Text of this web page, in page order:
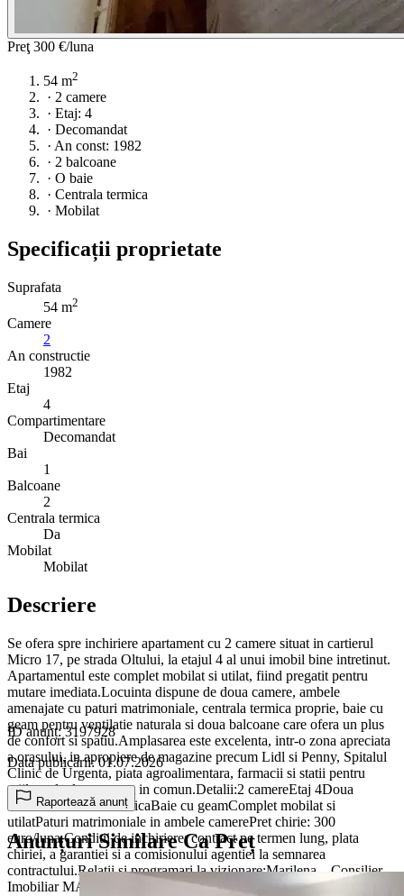
Preţ 300 €/luna
54 m2
· 2 camere
· Etaj: 4
· Decomandat
· An const: 1982
· 2 balcoane
· O baie
· Centrala termica
· Mobilat
Specificații proprietate
Suprafata
54 m2
Camere
2
An constructie
1982
Etaj
4
Compartimentare
Decomandat
Bai
1
Balcoane
2
Centrala termica
Da
Mobilat
Mobilat
Descriere
Se ofera spre inchiriere apartament cu 2 camere situat in cartierul
Micro 17, pe strada Oltului, la etajul 4 al unui imobil bine intretinut.
Apartamentul este complet mobilat si utilat, fiind pregatit pentru
mutare imediata.Locuinta dispune de doua camere, ambele
amenajate cu paturi matrimoniale, centrala termica proprie, baie cu
geam pentru ventilatie naturala si doua balcoane care ofera un plus
de confort si spatiu.Amplasarea este excelenta, intr-o zona apreciata
a orasului, in apropiere de magazine precum Lidl si Penny, Spitalul
Clinic de Urgenta, piata agroalimentara, farmacii si statii pentru
mijloacele de transport in comun.Detalii:2 camereEtaj 4Doua
balcoaneCentrala termicaBaie cu geamComplet mobilat si
utilatPaturi matrimoniale in ambele camerePret chirie: 300
euro/luna.Conditii de inchiriere: contract pe termen lung, plata
chiriei, a garantiei si a comisionului agentiei la semnarea
contractului.Relatii si programari la vizionare:Marilena – Consilier
Imobiliar MAG INVEST
ID anunț: 3197928
Data publicării: 01.07.2026
Raportează anunț
Anunțuri Similare Ca Preț